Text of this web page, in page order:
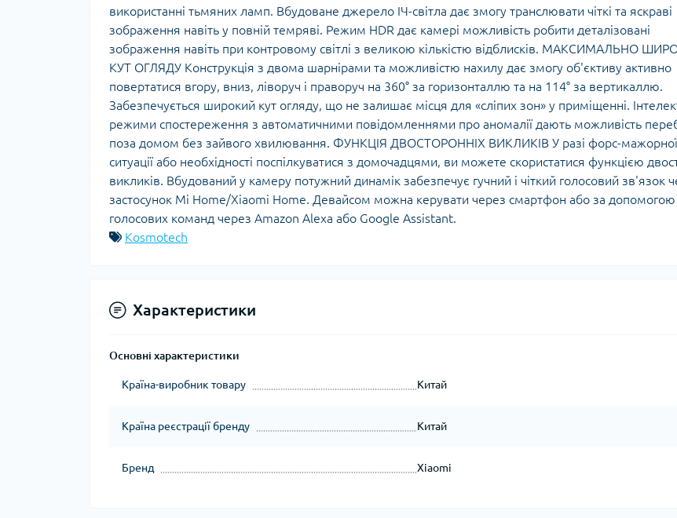
використанні тьмяних ламп. Вбудоване джерело ІЧ-світла дає змогу транслювати чіткі та яскраві
зображення навіть у повній темряві. Режим HDR дає камері можливість робити деталізовані
зображення навіть при контровому світлі з великою кількістю відблисків. МАКСИМАЛЬНО
КУТ ОГЛЯДУ Конструкція з двома шарнірами та можливістю нахилу дає змогу об'єктиву активно
повертатися вгору, вниз, ліворуч і праворуч на 360° за горизонталлю та на 114° за вертикаллю.
Забезпечується широкий кут огляду, що не залишає місця для «сліпих зон» у приміщенні.
режими спостереження з автоматичними повідомленнями про аномалії дають можливість
поза домом без зайвого хвилювання. ФУНКЦІЯ ДВОСТОРОННІХ ВИКЛИКІВ У разі форс-мажорної
ситуації або необхідності поспілкуватися з домочадцями, ви можете скористатися функцією
викликів. Вбудований у камеру потужний динамік забезпечує гучний і чіткий голосовий зв'язок
застосунок Mi Home/Xiaomi Home. Девайсом можна керувати через смартфон або за допомогою
голосових команд через Amazon Alexa або Google Assistant.
Kosmotech
Характеристики
Основні характеристики
Країна-виробник товару Китай
Країна реєстрації бренду Китай
Бренд Xiaomi